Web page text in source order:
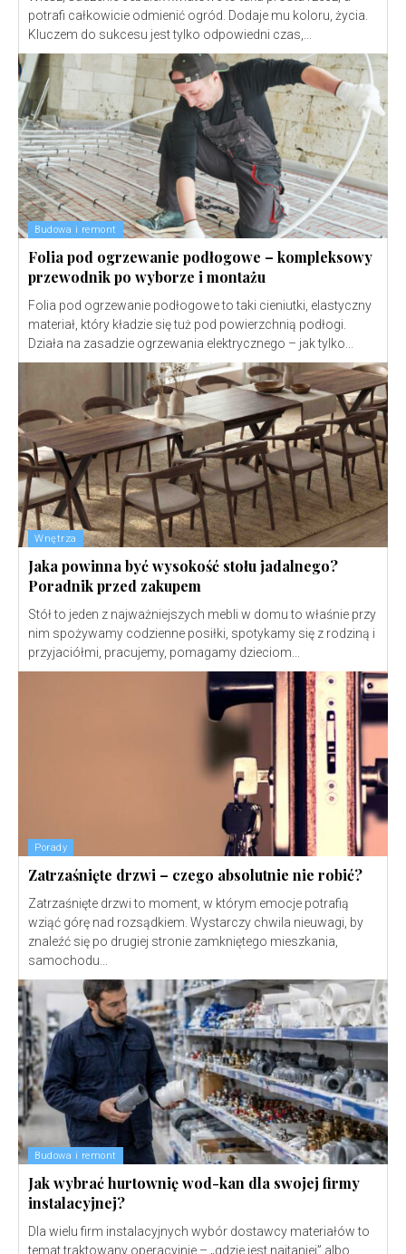
potrafi całkowicie odmienić ogród. Dodaje mu koloru, życia.
Kluczem do sukcesu jest tylko odpowiedni czas,...
Budowa i remont
Folia pod ogrzewanie podłogowe – kompleksowy
przewodnik po wyborze i montażu
Folia pod ogrzewanie podłogowe to taki cieniutki, elastyczny
materiał, który kładzie się tuż pod powierzchnią podłogi.
Działa na zasadzie ogrzewania elektrycznego – jak tylko...
Wnętrza
Jaka powinna być wysokość stołu jadalnego?
Poradnik przed zakupem
Stół to jeden z najważniejszych mebli w domu to właśnie przy
nim spożywamy codzienne posiłki, spotykamy się z rodziną i
przyjaciółmi, pracujemy, pomagamy dzieciom...
Porady
Zatrzaśnięte drzwi – czego absolutnie nie robić?
Zatrzaśnięte drzwi to moment, w którym emocje potrafią
wziąć górę nad rozsądkiem. Wystarczy chwila nieuwagi, by
znaleźć się po drugiej stronie zamkniętego mieszkania,
samochodu...
Budowa i remont
Jak wybrać hurtownię wod-kan dla swojej firmy
instalacyjnej?
Dla wielu firm instalacyjnych wybór dostawcy materiałów to
temat traktowany operacyjnie – „gdzie jest najtaniej” albo